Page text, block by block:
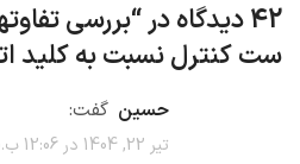
42 دیدگاه در “
بررسی
ست کنترل نسبت به کلید
حسین گفت:
تیر 22, 1404 در 12:06 ب.ظ